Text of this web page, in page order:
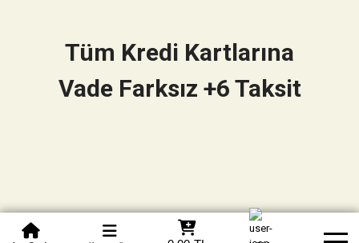
0850 305 09 70
Tüm Kredi Kartlarına
Vade Farksız +6 Taksit